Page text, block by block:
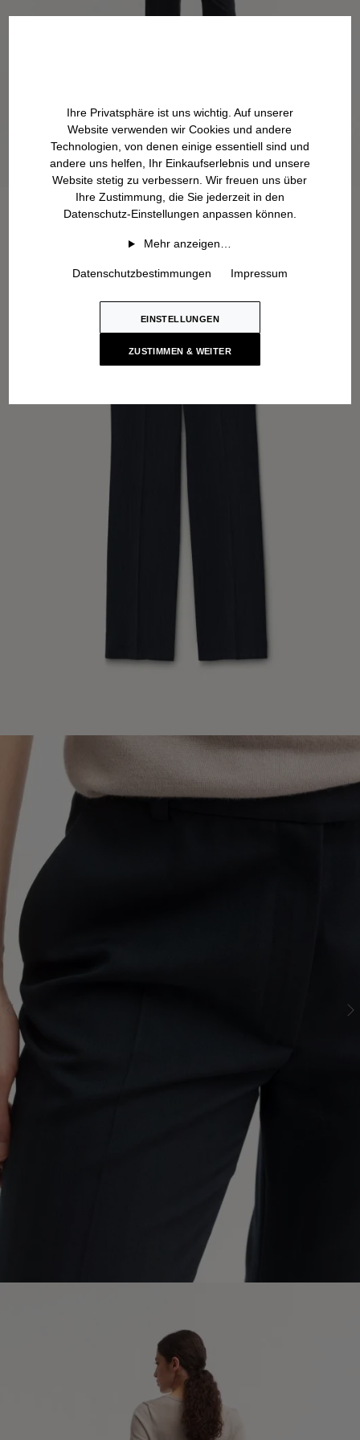
Ihre Privatsphäre ist uns wichtig. Auf unserer
Website verwenden wir Cookies und andere
Technologien, von denen einige essentiell sind und
andere uns helfen, Ihr Einkaufserlebnis und unsere
Website stetig zu verbessern. Wir freuen uns über
Ihre Zustimmung, die Sie jederzeit in den
Datenschutz-Einstellungen anpassen können.
Mehr anzeigen…
Datenschutzbestimmungen Impressum
EINSTELLUNGEN
ZUSTIMMEN & WEITER